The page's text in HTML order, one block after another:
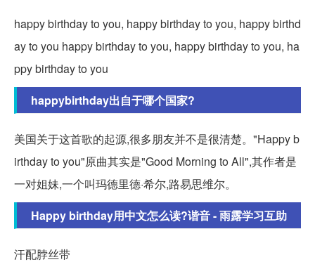
happy birthday to you, happy birthday to you, happy birthd
ay to you happy birthday to you, happy birthday to you, ha
ppy birthday to you
happybirthday出自于哪个国家?
美国关于这首歌的起源,很多朋友并不是很清楚。"Happy b
irthday to you"原曲其实是"Good Morning to All",其作者是
一对姐妹,一个叫玛德里德·希尔,路易思维尔。
Happy birthday用中文怎么读?谐音 - 雨露学习互助
汗配脖丝带